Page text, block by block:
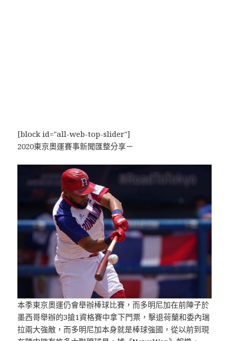
[block id="all-web-top-slider"]
2020東京奧運賽事新聞匯整分享－
本季東京奧運仍會舉辦棒球比賽，而多明尼加在前陣子於
墨西哥舉辦的3搶1資格賽中拿下門票，擊退荷蘭和委內瑞
拉兩大強敵，而多明尼加本身就是棒球強國，從以前到現